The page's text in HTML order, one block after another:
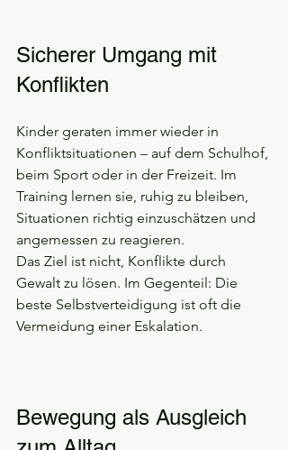
Sicherer Umgang mit
Konflikten
Kinder geraten immer wieder in
Konfliktsituationen – auf dem Schulhof,
beim Sport oder in der Freizeit. Im
Training lernen sie, ruhig zu bleiben,
Situationen richtig einzuschätzen und
angemessen zu reagieren.
Das Ziel ist nicht, Konflikte durch
Gewalt zu lösen. Im Gegenteil: Die
beste Selbstverteidigung ist oft die
Vermeidung einer Eskalation.
Bewegung als Ausgleich